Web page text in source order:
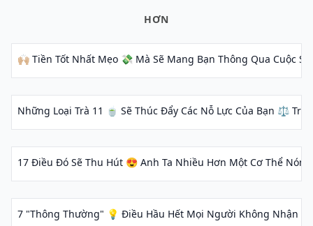
HƠN
🙌🏼 Tiền Tốt Nhất Mẹo 💸 Mà Sẽ Mang Bạn Thông Qua Cuộc
Những Loại Trà 11 🍵 Sẽ Thúc Đẩy Các Nỗ Lực Của Bạn ⚖️
17 Điều Đó Sẽ Thu Hút 😍 Anh Ta Nhiều Hơn Một Cơ Thể
7 "Thông Thường" 💡 Điều Hầu Hết Mọi Người Không Nhận